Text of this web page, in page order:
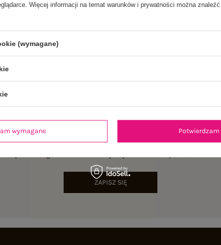
Opinie o produkcie(1)
ZAPISZ SIĘ
Więcej informacji na temat warunków i prywatności można
(wymagane)
wymagane